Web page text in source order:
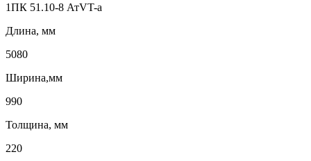
1ПК 51.10-8 АтVT-a
Длина, мм
5080
Ширина,мм
990
Толщина, мм
220